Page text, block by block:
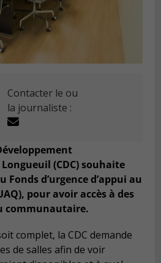
Contacter le ou
la journaliste :
(CDC) souhaite
d’urgence d’appui au
pour avoir accès à des
communautaire.
complet, la CDC demande
de salles afin de voir